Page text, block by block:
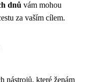
dnů vám mohou
za vaším cílem.
nástrojů, které ženám